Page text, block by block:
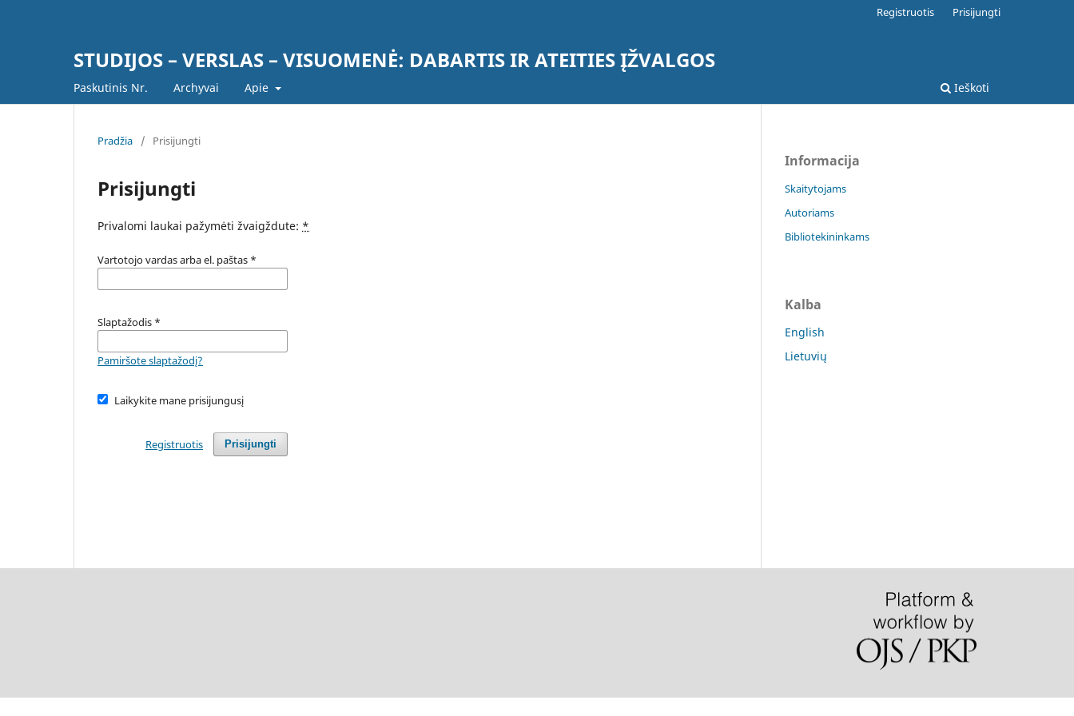
STUDIJOS – VERSLAS – VISUOMENĖ: DABARTIS IR ATEITIES ĮŽVALGOS
Paskutinis Nr. Archyvai Apie Ieškoti
Registruotis Prisijungti
Pradžia / Prisijungti
Prisijungti
Privalomi laukai pažymėti žvaigždute: *
Vartotojo vardas arba el. paštas *
Slaptažodis *
Pamiršote slaptažodį?
Laikykite mane prisijungusį
Prisijungti
Registruotis
Informacija
Skaitytojams
Autoriams
Bibliotekininkams
Kalba
English
Lietuvių